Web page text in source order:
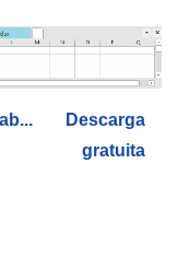
Descarga
gratuita